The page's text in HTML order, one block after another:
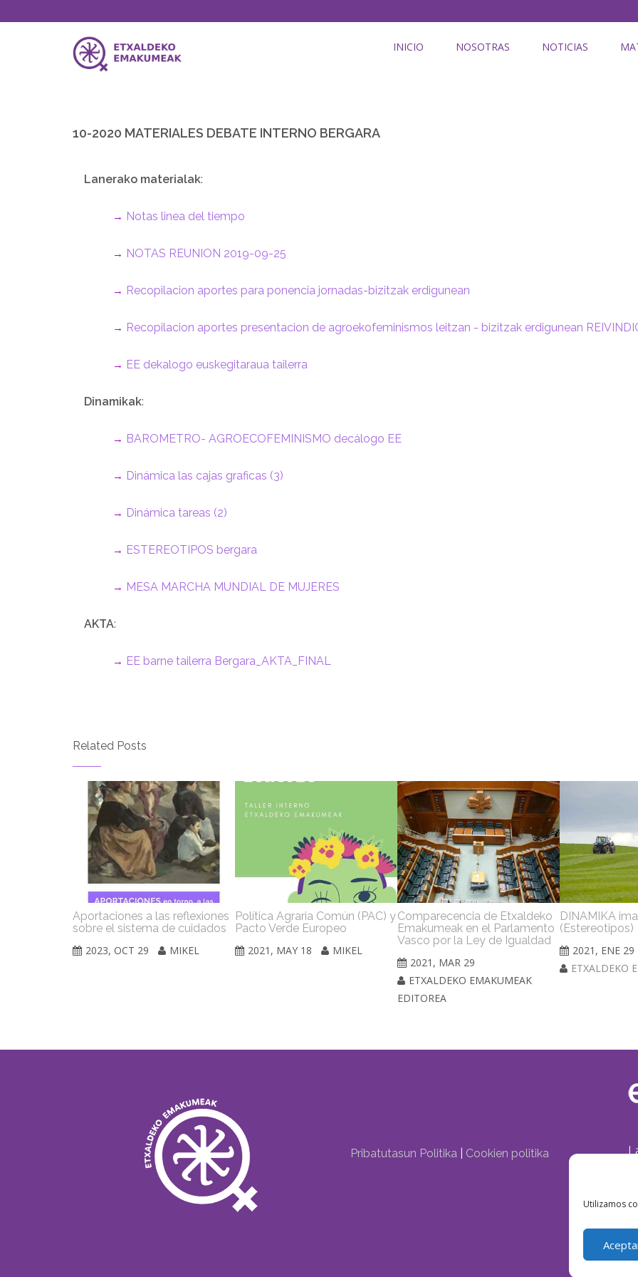
Utilizamos
INICIO NOSOTRAS NOTICIAS
10-2020 MATERIALES DEBATE INTERNO BERGARA
Lanerako materialak:
→ Notas linea del tiempo
→ NOTAS REUNION 2019-09-25
→ Recopilacion aportes para ponencia jornadas-bizitzak erdigunean
→ Recopilacion aportes presentacion de agroekofeminismos leitzan - bizitzak erdigunean
→ EE dekalogo euskegitaraua tailerra
Dinamikak:
→ BAROMETRO- AGROECOFEMINISMO decálogo EE
→ Dinámica las cajas graficas (3)
→ Dinámica tareas (2)
→ ESTEREOTIPOS bergara
→ MESA MARCHA MUNDIAL DE MUJERES
AKTA:
→ EE barne tailerra Bergara_AKTA_FINAL
Related Posts
Aportaciones a las reflexiones
sobre el sistema de cuidados
2023, OCT 29
MIKEL
Política Agraria Común (PAC) y
Pacto Verde Europeo
2021, MAY 18
MIKEL
Comparecencia de Etxaldeko
Emakumeak en el Parlamento
Vasco por la Ley de Igualdad
2021, MAR 29
ETXALDEKO EMAKUMEAK
EDITOREA
DINAMIKA
(Estereotipos)
2021, ENE 29
ETXALDEKO
Pribatutasun Politika Cookien politika